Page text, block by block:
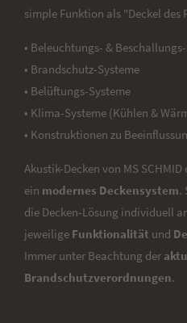
simple Funktion als "Deckel des
• Beleuchtungs- &
• Brandschutz-Systeme
• Belüftungs-Systeme
• Klima-Systeme (Kühlen &
• Konstruktionen zu
Akustik-Decken von MS
ein modernes Deckensystem.
die Decken-Lösung individuell
jeweilige Funktionalität und
Immer unter Beachtung der
Brandschutzverordnungen.